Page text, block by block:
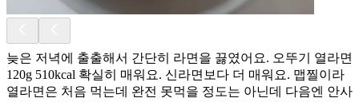
늦은 저녁에 출출해서 간단히 라면을 끓였어요. 오뚜기 열라면
120g 510kcal 확실히 매워요. 신라면보다 더 매워요. 맵찔이라
열라면은 처음 먹는데 완전 못먹을 정도는 아닌데 다음엔 안사